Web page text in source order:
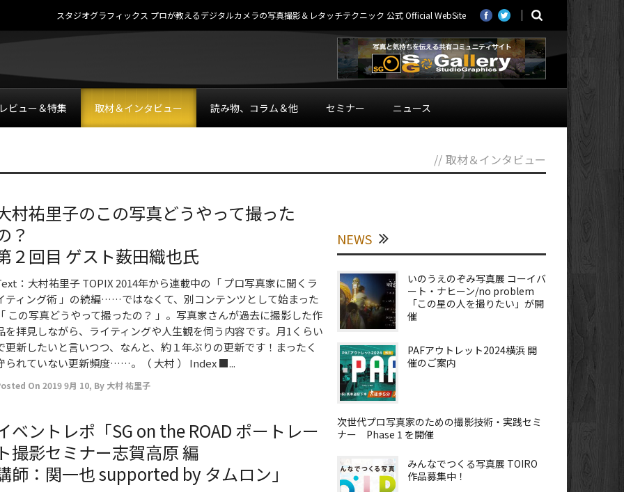
スタジオグラフィックス プロが教えるデジタルカメラの写真撮影＆レタッチテクニック 公式 Official WebSite
ビュー＆特集 取材＆インタビュー 読み物、コラム＆他 セミナー ニュース
// 取材＆インタビュー
村祐里子のこの写真どうやって撮った
？
２回目 ゲスト薮田織也氏
：大村祐里子 TOPIX 2014年から連載中の「 プロ写真家に聞くラ
ティング術 」の続編……ではなくて、別コンテンツとして始まった
この写真どうやって撮ったの？ 」。写真家さんが過去に撮影した作
を拝見しながら、ライティングや人生観を伺う内容です。月1くらい
更新したいと言いつつ、なんと、約１年ぶりの更新です！まったく
られていない更新頻度……。（ 大村 ） Index ■...
On 2019 9月 10, By 大村 祐里子
ベントレポ「SG on the ROAD ポートレー
撮影セミナー志賀高原 編
師：関一也 supported by タムロン」
NEWS
いのうえのぞみ写真展 コーイバ
ート・ナヒーン/no problem
「この星の人を撮りたい」が開
催
PAFアウトレット2024横浜 開
催のご案内
次世代プロ写真家のための撮影技術・実践セミ
ナー Phase 1 を開催
みんなでつくる写真展 TOIRO
作品募集中！